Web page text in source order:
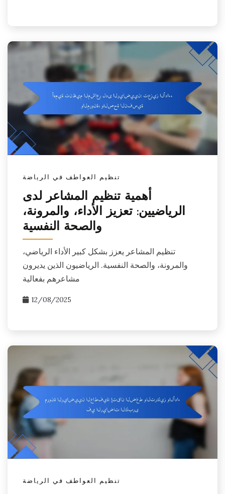
تنظيم العواطف في الرياضة
أهمية تنظيم المشاعر لدى
الرياضيين: تعزيز الأداء، والمرونة،
والصحة النفسية
تنظيم المشاعر يعزز بشكل كبير الأداء الرياضي،
والمرونة، والصحة النفسية. الرياضيون الذين يديرون
مشاعرهم بفعالية
12/08/2025
تنظيم العواطف في الرياضة